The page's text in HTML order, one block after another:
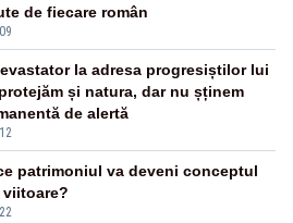
de fiecare român
la adresa progresiștilor lui
și natura, dar nu șținem
de alertă
patrimoniul va deveni conceptul